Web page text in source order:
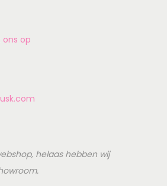
op
helaas hebben wij